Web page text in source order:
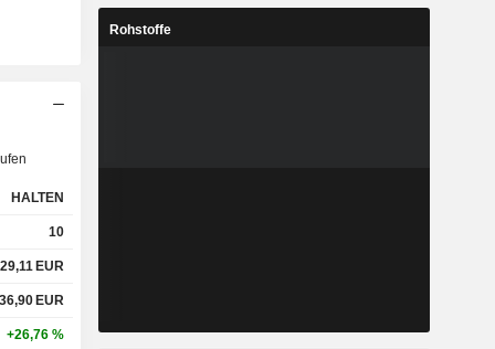
HALTEN
10
29,11 EUR
36,90 EUR
+26,76 %
Rohstoffe